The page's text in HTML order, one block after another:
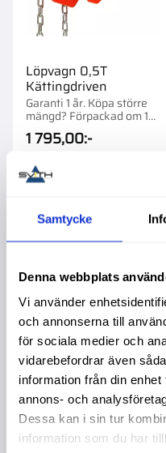
Samtycke
Denna webbplats
Vi använder
och annonserna till
för sociala medier och
vidarebefordrar även
information från din
annons- och
Dessa kan i sin tur
information som du har
Löpvagn 0,5T
Kättingdriven
Garanti 1 år. Köpa större
mängd? Förpackad om 1
st.
1 795,00:-
Löpvagn 1T